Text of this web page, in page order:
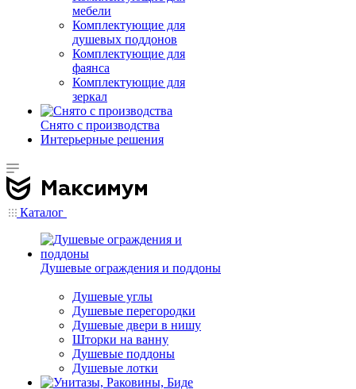
мебели
Комплектующие для
душевых поддонов
Комплектующие для
фаянса
Комплектующие для
зеркал
Снято с производства
Интерьерные решения
Каталог
Душевые ограждения и поддоны
Душевые углы
Душевые перегородки
Душевые двери в нишу
Шторки на ванну
Душевые поддоны
Душевые лотки